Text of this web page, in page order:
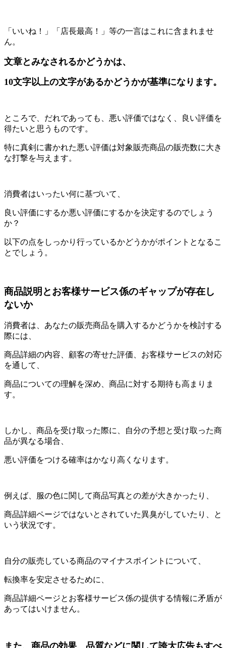
「いいね！」「店長最高！」等の一言はこれに含まれませ
ん。
文章とみなされるかどうかは、
10文字以上の文字があるかどうかが基準になります。
ところで、だれであっても、悪い評価ではなく、良い評価を
得たいと思うものです。
特に真剣に書かれた悪い評価は対象販売商品の販売数に大き
な打撃を与えます。
消費者はいったい何に基づいて、
良い評価にするか悪い評価にするかを決定するのでしょう
か？
以下の点をしっかり行っているかどうかがポイントとなるこ
とでしょう。
商品説明とお客様サービス係のギャップが存在し
ないか
消費者は、あなたの販売商品を購入するかどうかを検討する
際には、
商品詳細の内容、顧客の寄せた評価、お客様サービスの対応
を通して、
商品についての理解を深め、商品に対する期待も高まりま
す。
しかし、商品を受け取った際に、自分の予想と受け取った商
品が異なる場合、
悪い評価をつける確率はかなり高くなります。
例えば、服の色に関して商品写真との差が大きかったり、
商品詳細ページではないとされていた異臭がしていたり、と
いう状況です。
自分の販売している商品のマイナスポイントについて、
転換率を安定させるために、
商品詳細ページとお客様サービス係の提供する情報に矛盾が
あってはいけません。